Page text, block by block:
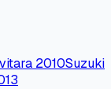
2010Suzuki